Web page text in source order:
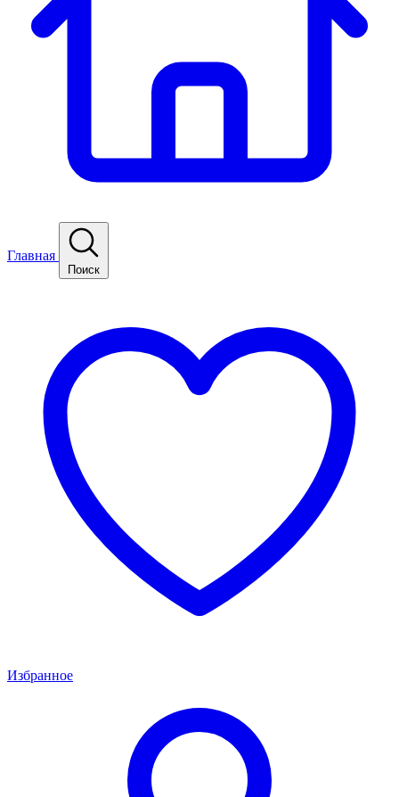
Главная
Поиск
Избранное